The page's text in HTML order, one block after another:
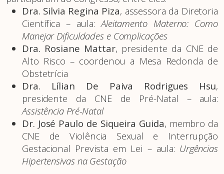
Dra. Silvia Regina Piza, assessora da Diretoria
Científica – aula:Aleitamento Materno: Como
Manejar Dificuldades e Complicações
Dra. Rosiane Mattar, presidente da CNE de
Alto Risco – coordenou a Mesa Redonda de
Obstetrícia
Dra. Lílian De Paiva Rodrigues Hsu,
presidente da CNE de Pré-Natal – aula:
Assistência Pré-Natal
Dr. José Paulo de Siqueira Guida, membro da
CNE de Violência Sexual e Interrupção
Gestacional Prevista em Lei – aula: Urgências
Hipertensivas na Gestação